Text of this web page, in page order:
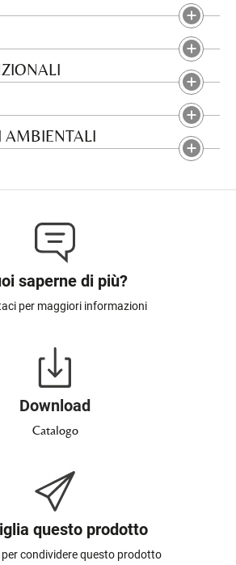
saperne di più?
per maggiori informazioni
Download
Catalogo
questo prodotto
per condividere questo prodotto